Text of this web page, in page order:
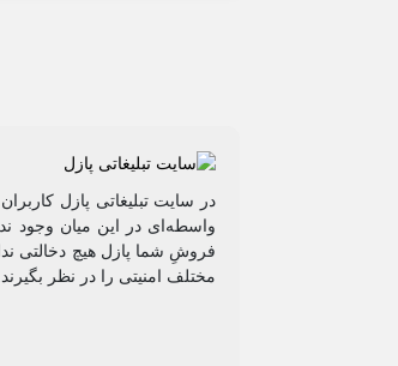
در سایت تبلیغاتی پازل
واسطه‌ای در این میان وجود
فروشِ شما پازل هیچ دخالتی
مختلف امنیتی را در نظر بگیرند.